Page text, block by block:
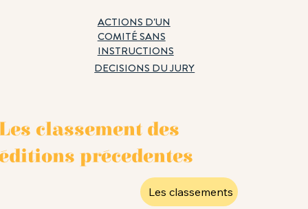
ACTIONS D'UN
COMITÉ SANS
INSTRUCTIONS
DECISIONS DU JURY
classement des
précedentes
Les classements